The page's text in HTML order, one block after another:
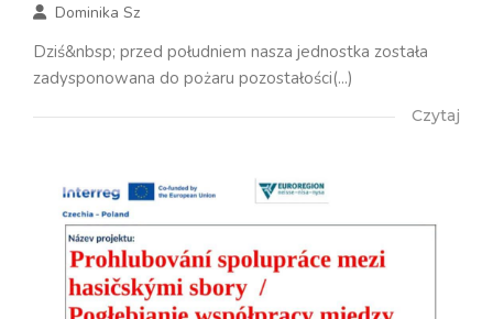
Dominika Sz
Dziś&nbsp; przed południem nasza jednostka została
zadysponowana do pożaru pozostałości(...)
Czytaj